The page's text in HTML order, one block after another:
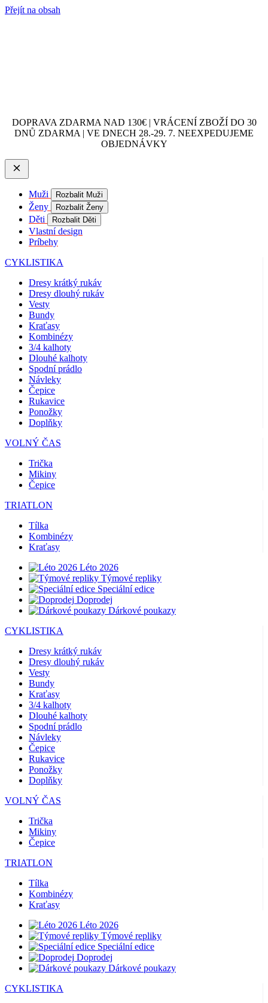
Přejít na obsah
DOPRAVA ZDARMA NAD 130€ | VRÁCENÍ ZBOŽÍ DO 30
DNŮ ZDARMA | VE DNECH 28.-29. 7. NEEXPEDUJEME
OBJEDNÁVKY
Muži Rozbalit Muži
Ženy Rozbalit Ženy
Děti Rozbalit Děti
Vlastní design
Príbehy
CYKLISTIKA
Dresy krátký rukáv
Dresy dlouhý rukáv
Vesty
Bundy
Kraťasy
Kombinézy
3/4 kalhoty
Dlouhé kalhoty
Spodní prádlo
Návleky
Čepice
Rukavice
Ponožky
Doplňky
VOLNÝ ČAS
Trička
Mikiny
Čepice
TRIATLON
Tílka
Kombinézy
Kraťasy
Léto 2026
Týmové repliky
Speciální edice
Doprodej
Dárkové poukazy
CYKLISTIKA
Dresy krátký rukáv
Dresy dlouhý rukáv
Vesty
Bundy
Kraťasy
3/4 kalhoty
Dlouhé kalhoty
Spodní prádlo
Návleky
Čepice
Rukavice
Ponožky
Doplňky
VOLNÝ ČAS
Trička
Mikiny
Čepice
TRIATLON
Tílka
Kombinézy
Kraťasy
Léto 2026
Týmové repliky
Speciální edice
Doprodej
Dárkové poukazy
CYKLISTIKA